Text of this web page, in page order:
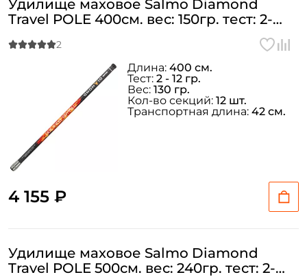
Удилище маховое Salmo Diamond
Travel POLE 400см. вес: 150гр. тест: 2-
4 155 ₽
Длина: 400 см.
Тест: 2 - 12 гр.
Вес: 130 гр.
Кол-во секций: 12 шт.
Транспортная длина: 42 см.
Удилище маховое Salmo Diamond
Travel POLE 500см. вес: 240гр. тест: 2-